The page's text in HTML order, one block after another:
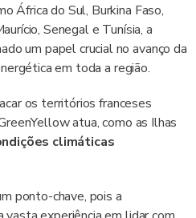
África do Sul, Burkina Faso,
Senegal e Tunísia, a
um papel crucial no avanço da
em toda a região.
os territórios franceses
atua, como as Ilhas
climáticas
ponto-chave, pois a